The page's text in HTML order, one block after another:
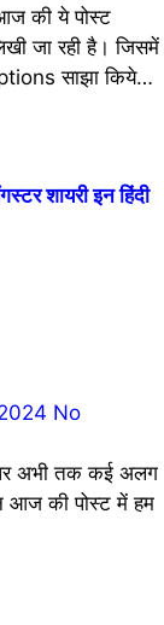
जा रही है। जिसमें
साझा किये…
शायरी इन हिंदी
No
आज की पोस्ट में हम